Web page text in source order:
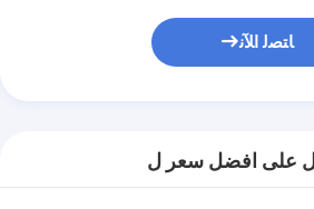
ﺎﺘﺼﻟ ﺍﻶﻧ
على افضل سعر ل